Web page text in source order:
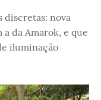
discretas: nova
da Amarok, e que
iluminação